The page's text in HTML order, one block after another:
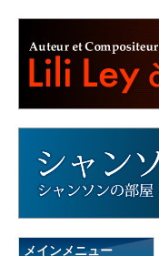
メインメニュー